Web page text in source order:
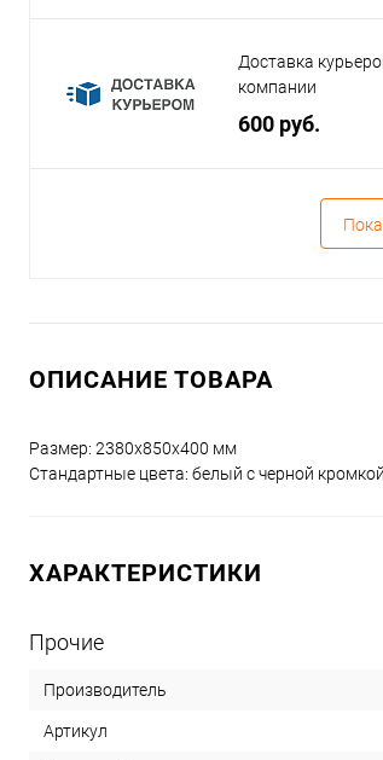
Доставка
компании
600 руб.
ОПИСАНИЕ ТОВАРА
Размер: 2380х850х400 мм
Стандартные цвета: белый с черной
ХАРАКТЕРИСТИКИ
Прочие
Производитель
Артикул